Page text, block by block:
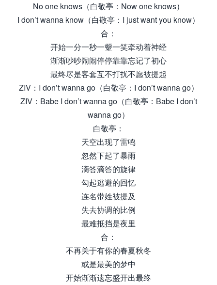
No one knows（白敬亭：Now one knows）
I don’t wanna know（白敬亭：I just want you know）
合：
开始一分一秒一颦一笑牵动着神经
渐渐吵吵闹闹停停靠靠忘记了初心
最终尽是客套互不打扰不愿被提起
ZIV：I don’t wanna go（白敬亭：I don’t wanna go）
ZIV：Babe I don’t wanna go（白敬亭：Babe I don’t
wanna go）
白敬亭：
天空出现了雷鸣
忽然下起了暴雨
滴答滴答的旋律
勾起逃避的回忆
连名带姓被提及
失去协调的比例
最难抵挡是夜里
合：
不再关于有你的春夏秋冬
或是最美的梦中
开始渐渐遗忘盛开出最终